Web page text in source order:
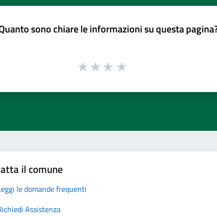
sono chiare le informazioni su questa
il comune
le domande frequenti
Assistenza